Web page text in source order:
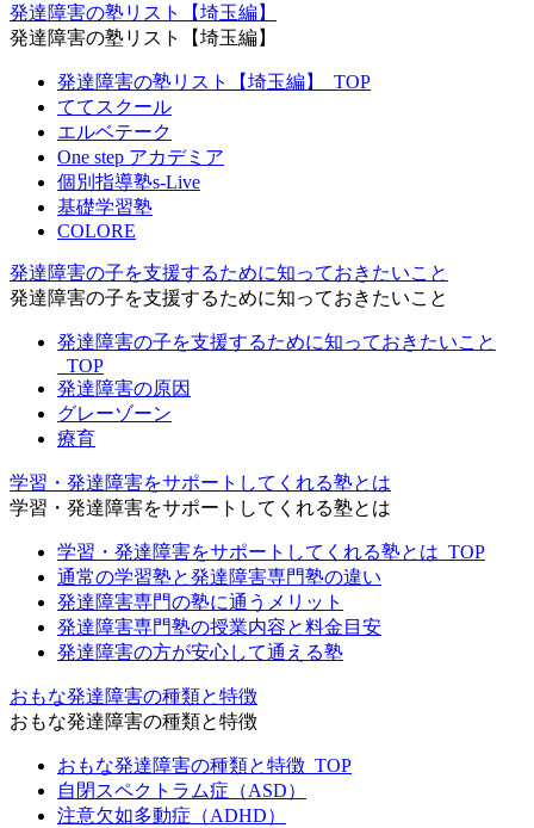
発達障害の塾リスト【埼玉編】
発達障害の塾リスト【埼玉編】
発達障害の塾リスト【埼玉編】_TOP
ててスクール
エルベテーク
One step アカデミア
個別指導塾s-Live
基礎学習塾
COLORE
発達障害の子を支援するために知っておきたいこと
発達障害の子を支援するために知っておきたいこと
発達障害の子を支援するために知っておきたいこと
_TOP
発達障害の原因
グレーゾーン
療育
学習・発達障害をサポートしてくれる塾とは
学習・発達障害をサポートしてくれる塾とは
学習・発達障害をサポートしてくれる塾とは_TOP
通常の学習塾と発達障害専門塾の違い
発達障害専門の塾に通うメリット
発達障害専門塾の授業内容と料金目安
発達障害の方が安心して通える塾
おもな発達障害の種類と特徴
おもな発達障害の種類と特徴
おもな発達障害の種類と特徴_TOP
自閉スペクトラム症（ASD）
注意欠如多動症（ADHD）